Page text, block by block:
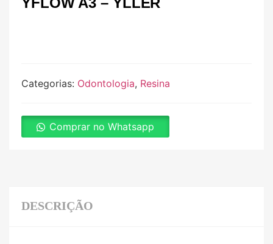
Categorias: Odontologia, Resina
Comprar no Whatsapp
DESCRIÇÃO